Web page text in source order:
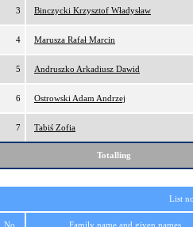
3 Binczycki Krzysztof Władysław
4 Marusza Rafał Marcin
5 Andruszko Arkadiusz Dawid
6 Ostrowski Adam Andrzej
7 Tabiś Zofia
Totalling
List
No. Family name and given names